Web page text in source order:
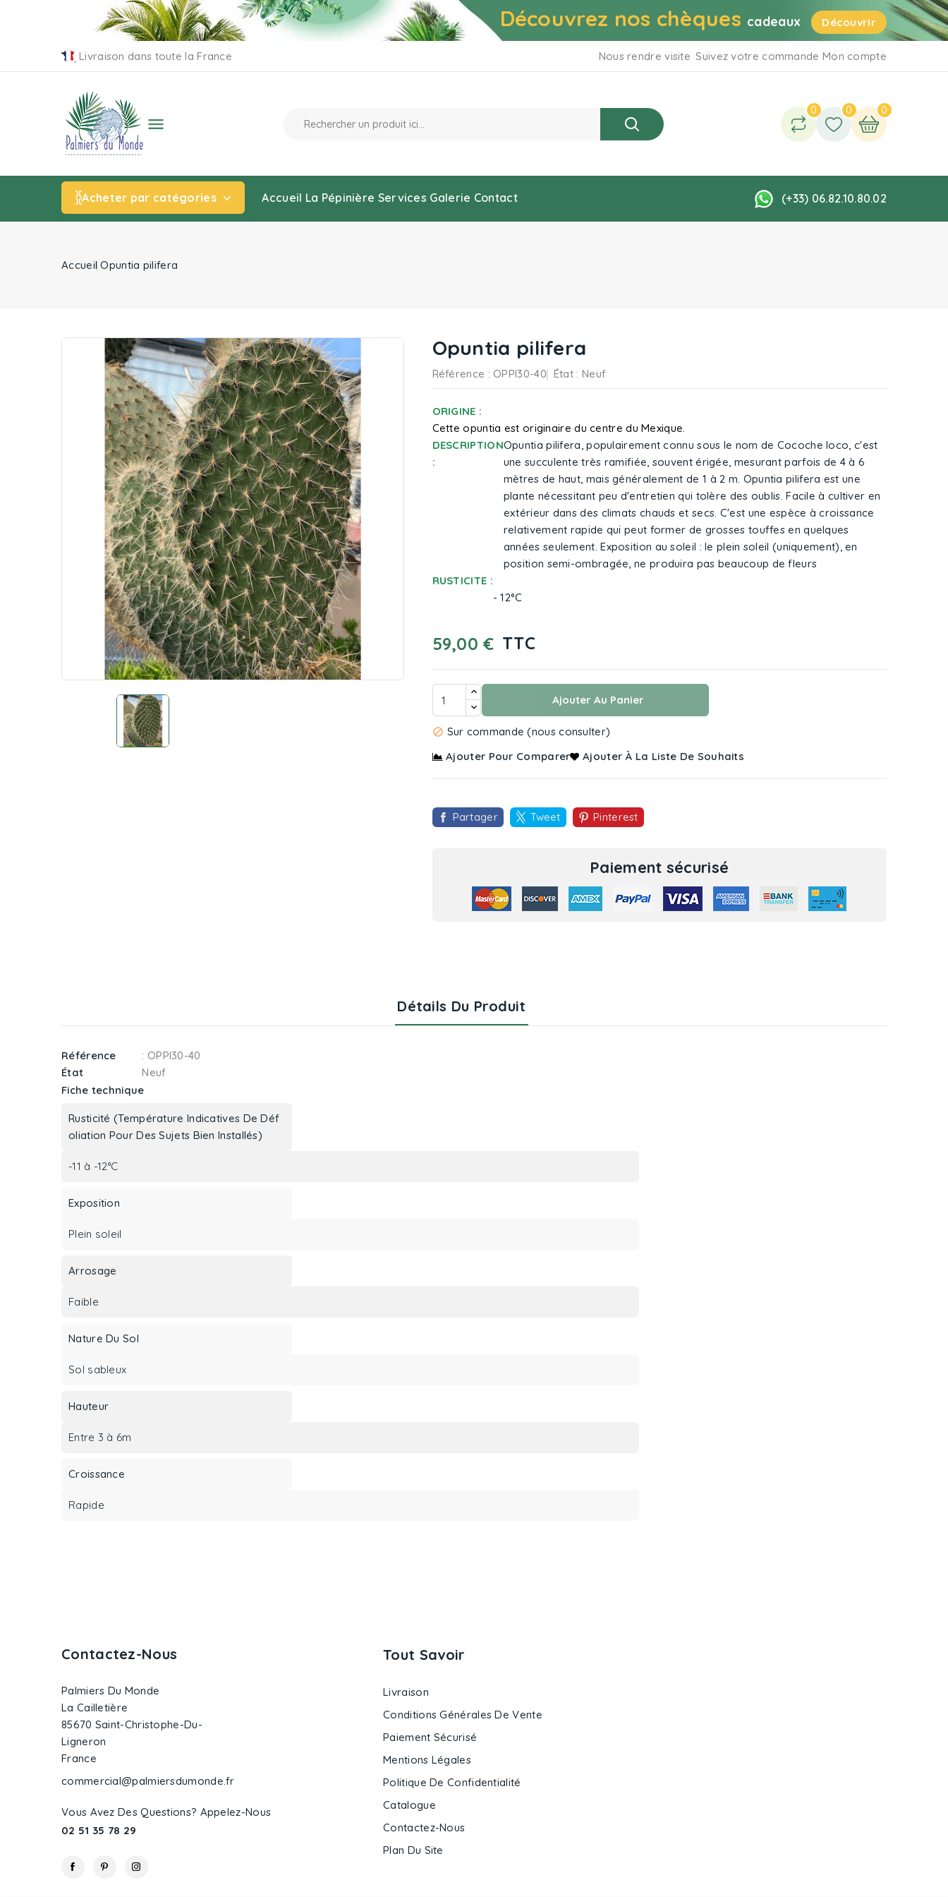
Découvrez nos chèques cadeaux Découvrir
Livraison dans toute la France Nous rendre visite Suivez votre commande Mon compte

0 0 0
Acheter par catégories Accueil La Pépinière Services Galerie Contact (+33) 06.82.10.80.02
Accueil Opuntia pilifera
Opuntia pilifera
Référence : OPPI30-40 État : Neuf
ORIGINE :
Cette opuntia est originaire du centre du Mexique.
DESCRIPTION
:
Opuntia pilifera, populairement connu sous le nom de Cocoche loco, c'est
une succulente très ramifiée, souvent érigée, mesurant parfois de 4 à 6
mètres de haut, mais généralement de 1 à 2 m. Opuntia pilifera est une
plante nécessitant peu d'entretien qui tolère des oublis. Facile à cultiver en
extérieur dans des climats chauds et secs. C'est une espèce à croissance
relativement rapide qui peut former de grosses touffes en quelques
années seulement. Exposition au soleil : le plein soleil (uniquement), en
position semi-ombragée, ne produira pas beaucoup de fleurs
RUSTICITE :
- 12°C
59,00 € TTC
Ajouter Au Panier
 Sur commande (nous consulter)
Ajouter Pour Comparer
Ajouter À La Liste De Souhaits
Partager Tweet Pinterest
Paiement sécurisé
Détails Du Produit
Référence
: OPPI30-40
État
Neuf
Fiche technique
Rusticité (Température Indicatives De Déf
Oliation Pour Des Sujets Bien Installés)
-11 à -12°C
Exposition
Plein soleil
Arrosage
Faible
Nature Du Sol
Sol sableux
Hauteur
Entre 3 à 6m
Croissance
Rapide
Contactez-Nous
Palmiers Du Monde
La Cailletière
85670 Saint-Christophe-Du-
Ligneron
France
commercial@palmiersdumonde.fr
Vous Avez Des Questions? Appelez-Nous
02 51 35 78 29
Tout Savoir
Livraison
Conditions Générales De Vente
Paiement Sécurisé
Mentions Légales
Politique De Confidentialité
Catalogue
Contactez-Nous
Plan Du Site